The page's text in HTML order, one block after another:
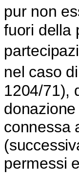
pur non
fuori della
nel caso di
1204/71),
connessa
permessi